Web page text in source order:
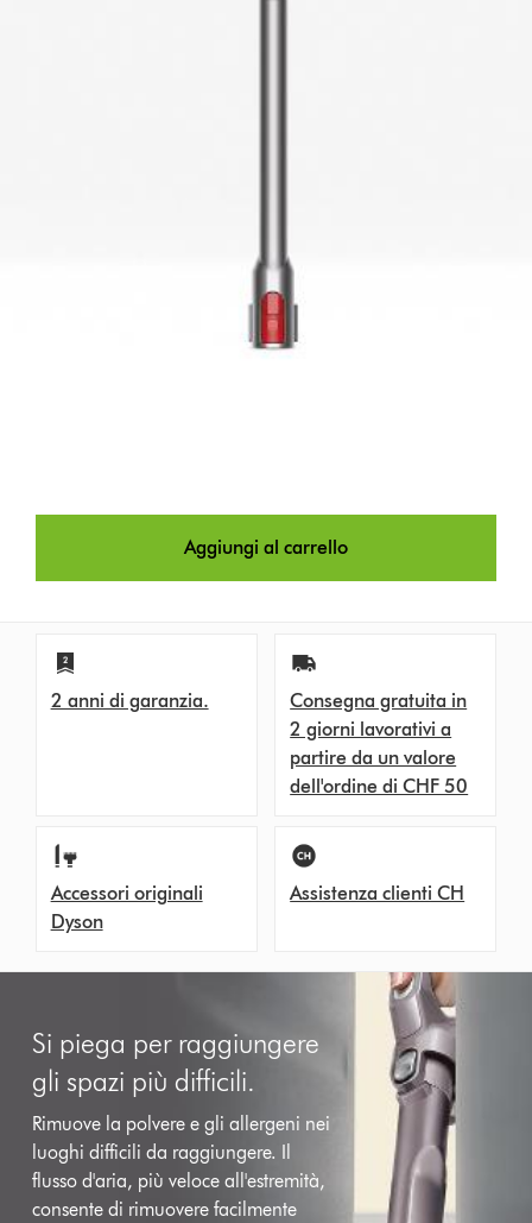
Aggiungi al carrello
2 anni di garanzia.
Consegna gratuita in
2 giorni lavorativi a
partire da un valore
dell'ordine di CHF 50
Accessori originali
Dyson
Assistenza clienti CH
Si piega per raggiungere
gli spazi più difficili.
Rimuove la polvere e gli allergeni nei
luoghi difficili da raggiungere. Il
flusso d'aria, più veloce all'estremità,
consente di rimuovere facilmente